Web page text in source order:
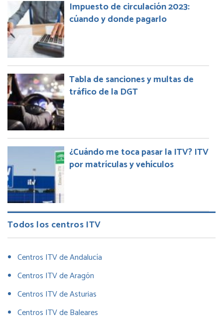
Impuesto de circulación 2023:
cúando y donde pagarlo
Tabla de sanciones y multas de
tráfico de la DGT
¿Cuándo me toca pasar la ITV? ITV
por matrículas y vehículos
Todos los centros ITV
Centros ITV de Andalucía
Centros ITV de Aragón
Centros ITV de Asturias
Centros ITV de Baleares